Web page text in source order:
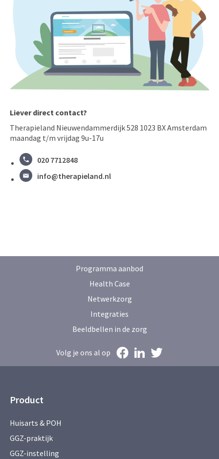
Liever direct contact?
Therapieland Nieuwendammerdijk 528 1023 BX Amsterdam
maandag t/m vrijdag 9u-17u
020 7712848
info@therapieland.nl
Programma aanbod
Health Case
Netwerkzorg
Integraties
Beeldbellen in de zorg
Volg je ons al op
Product
Huisarts & POH
GGZ-praktijk
GGZ-instelling